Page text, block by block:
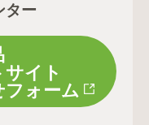
ター
イト
フォーム